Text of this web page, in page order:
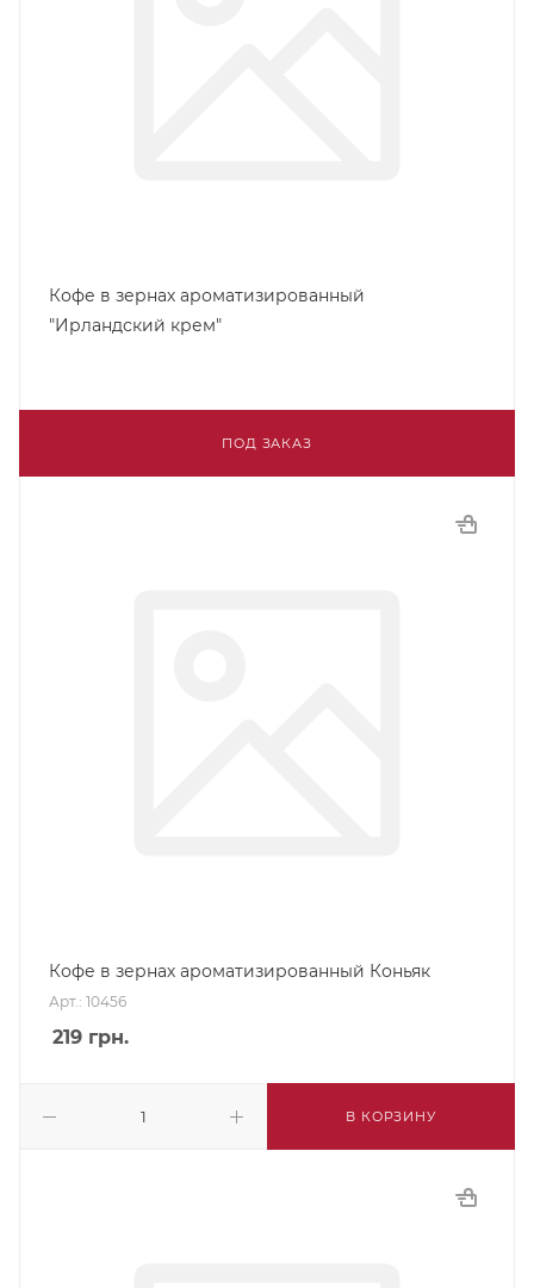
Кофе в зернах ароматизированный
"Ирландский крем"
ПОД ЗАКАЗ
Кофе в зернах ароматизированный Коньяк
Арт.: 10456
219 грн.
В КОРЗИНУ